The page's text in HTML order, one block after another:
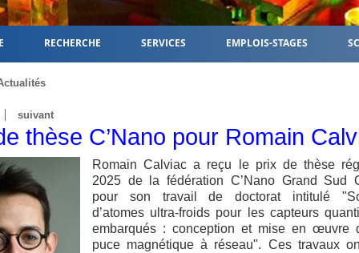
RECHERCHE SERVICES EMPLOIS-STAGES
suivant
thèse C’Nano pour Romain
Romain Calviac a reçu le prix de thèse
2025 de la fédération C’Nano Grand Sud
pour son travail de doctorat intitulé
d’atomes ultra-froids pour les capteurs
embarqués : conception et mise en œuvre
puce magnétique à réseau". Ces travaux